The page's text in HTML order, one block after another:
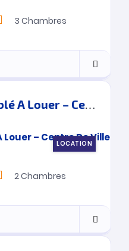
3 Chambres
Appartement Meublé A Louer – Centre De Ville – Tanger
LOCATION
2Chambres